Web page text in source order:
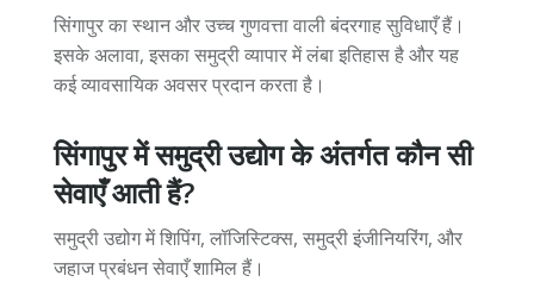
सिंगापुर का स्थान और उच्च गुणवत्ता वाली बंदरगाह सुविधाएँ हैं।
इसके अलावा, इसका समुद्री व्यापार में लंबा इतिहास है और यह
कई व्यावसायिक अवसर प्रदान करता है।
सिंगापुर में समुद्री उद्योग के अंतर्गत कौन सी
सेवाएँ आती हैं?
समुद्री उद्योग में शिपिंग, लॉजिस्टिक्स, समुद्री इंजीनियरिंग, और
जहाज प्रबंधन सेवाएँ शामिल हैं।